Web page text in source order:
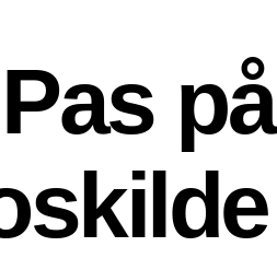
på